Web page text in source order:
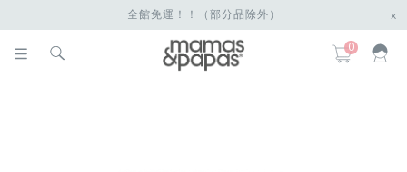
全館免運！！（部分品除外） x
0